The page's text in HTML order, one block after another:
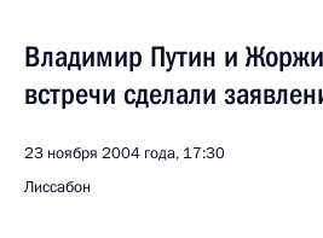
Владимир Путин и
встречи сделали
23 ноября 2004 года, 17:30
Лиссабон